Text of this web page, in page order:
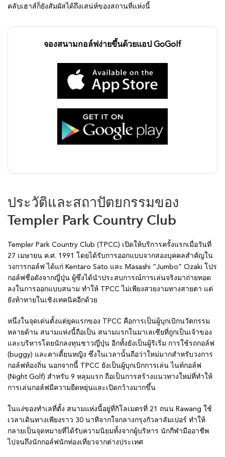
คลับเฮาส์ก็ยังสัมผัสได้ถึงเสน่ห์ของสถานที่แห่งนี้
จองสนามกอล์ฟง่ายขึ้นด้วยแอป GoGolf
ประวัติและสถาปัตยกรรมของ
Templer Park Country Club
Templer Park Country Club (TPCC) เปิดให้บริการครั้งแรกเมื่อวันที่
27 เมษายน ค.ศ. 1991 โดยได้รับการออกแบบจากสองบุคคลสำคัญใน
วงการกอล์ฟ ได้แก่ Kentaro Sato และ Masashi “Jumbo” Ozaki โปร
กอล์ฟชื่อดังจากญี่ปุ่น ผู้ซึ่งได้นำประสบการณ์การเล่นจริงมาถ่ายทอด
ลงในการออกแบบสนาม ทำให้ TPCC ไม่เพียงสวยงามทางสายตา แต่
ยังท้าทายในเชิงเทคนิคอีกด้วย
หนึ่งในจุดเด่นตั้งแต่ยุคแรกของ TPCC คือการเป็นผู้บุกเบิกนวัตกรรม
หลายด้าน สนามแห่งนี้ถือเป็น สนามแรกในมาเลเซียที่ถูกเป็นเจ้าของ
และบริหารโดยนักลงทุนชาวญี่ปุ่น อีกทั้งยังเป็นผู้ริเริ่ม การใช้รถกอล์ฟ
(buggy) และคาเดี้ยนหญิง ซึ่งในเวลานั้นถือว่าใหม่มากสำหรับวงการ
กอล์ฟท้องถิ่น นอกจากนี้ TPCC ยังเป็นผู้บุกเบิกการเล่น ไนท์กอล์ฟ
(Night Golf) สำหรับ 9 หลุมแรก ถือเป็นการสร้างแนวทางใหม่ที่ทำให้
การเล่นกอล์ฟมีความยืดหยุ่นและเปิดกว้างมากขึ้น
ในแง่ของทำเลที่ตั้ง สนามแห่งนี้อยู่ที่กิโลเมตรที่ 21 ถนน Rawang ใช้
เวลาเดินทางเพียงราว 30 นาทีจากใจกลางกรุงกัวลาลัมเปอร์ ทำให้
กลายเป็นจุดหมายที่ได้รับความนิยมทั้งจากผู้บริหาร นักกีฬามืออาชีพ
ไปจนถึงนักกอล์ฟนักท่องเที่ยวจากต่างประเทศ